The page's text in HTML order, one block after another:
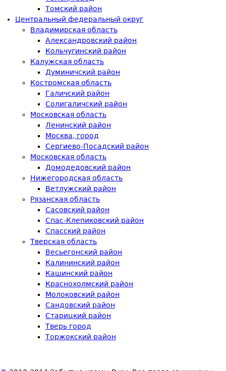
Томский район
Центральный федеральный округ
Владимирская область
Александровский район
Кольчугинский район
Калужская область
Думиничский район
Костромская область
Галичский район
Солигаличский район
Московская область
Ленинский район
Москва, город
Сергиево-Посадский район
Московская область
Домодедовский район
Нижегородская область
Ветлужский район
Рязанская область
Сасовский район
Спас-Клепиковский район
Спасский район
Тверская область
Весьегонский район
Калининский район
Кашинский район
Краснохолмский район
Молоковский район
Сандовский район
Старицкий район
Тверь город
Торжокский район